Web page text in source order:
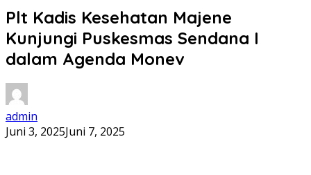
Plt Kadis Kesehatan Majene
Kunjungi Puskesmas Sendana I
dalam Agenda Monev
admin
Juni 3, 2025Juni 7, 2025